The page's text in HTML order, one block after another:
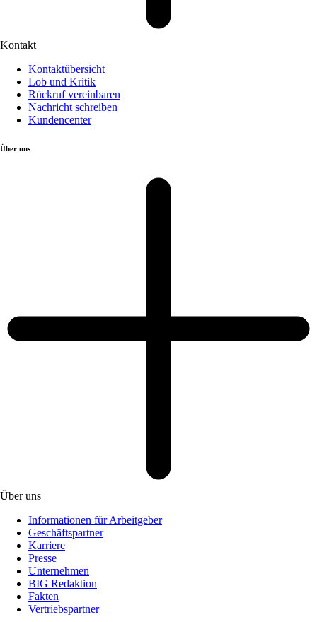
Kontakt
Kontaktübersicht
Lob und Kritik
Rückruf vereinbaren
Nachricht schreiben
Kundencenter
Über uns
Über uns
Informationen für Arbeitgeber
Geschäftspartner
Karriere
Presse
Unternehmen
BIG Redaktion
Fakten
Vertriebspartner